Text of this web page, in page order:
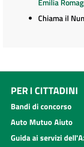
Emilia
Chiama il
PER I CITTADINI
Bandi di concorso
Auto Mutuo Aiuto
Guida ai servizi